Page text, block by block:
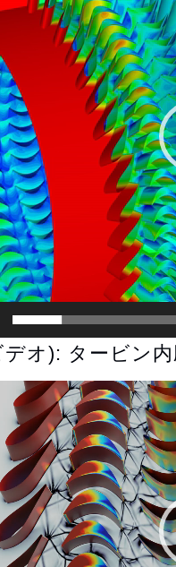
デオ): タービン